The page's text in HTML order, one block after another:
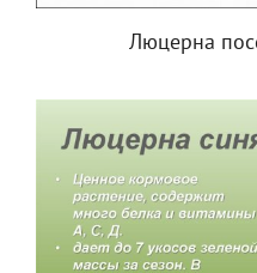
Люцерна